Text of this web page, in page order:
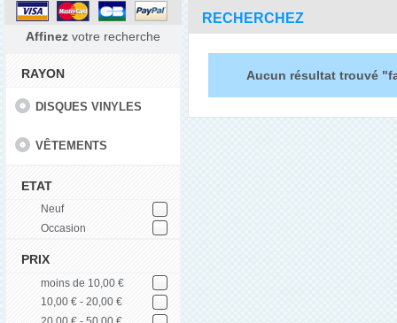
Affinez votre recherche
RAYON
DISQUES VINYLES
VÊTEMENTS
ETAT
Neuf
Occasion
PRIX
moins de 10,00 €
10,00 € - 20,00 €
RECHERCHEZ
Aucun résultat trouvé